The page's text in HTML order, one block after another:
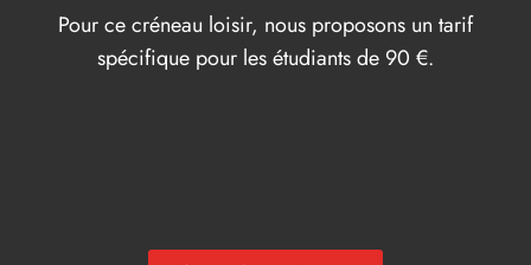
Pour ce créneau loisir, nous proposons un tarif
spécifique pour les étudiants de 90 €.